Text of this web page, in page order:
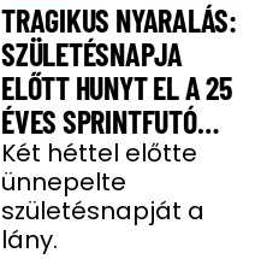
TRAGIKUS NYARALÁS:
SZÜLETÉSNAPJA
ELŐTT HUNYT EL A 25
ÉVES SPRINTFUTÓ
LÁNY
Két héttel előtte
ünnepelte
születésnapját a
lány.